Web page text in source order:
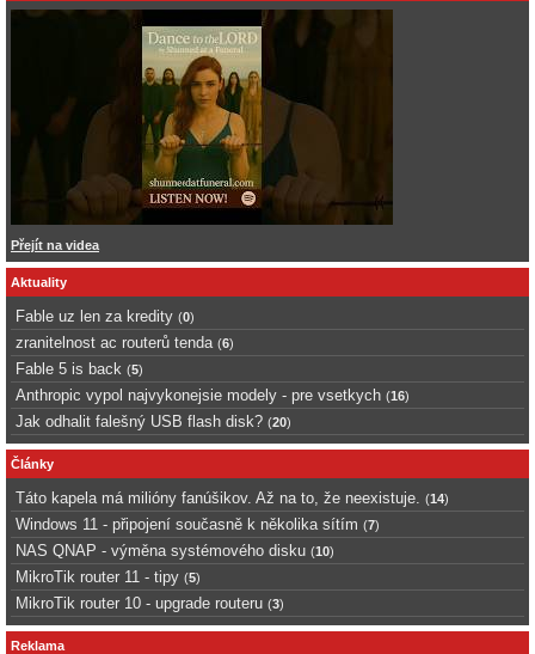
Přejít na videa
Aktuality
Fable uz len za kredity (0)
zranitelnost ac routerů tenda (6)
Fable 5 is back (5)
Anthropic vypol najvykonejsie modely - pre vsetkych (16)
Jak odhalit falešný USB flash disk? (20)
Články
Táto kapela má milióny fanúšikov. Až na to, že neexistuje. (14)
Windows 11 - připojení současně k několika sítím (7)
NAS QNAP - výměna systémového disku (10)
MikroTik router 11 - tipy (5)
MikroTik router 10 - upgrade routeru (3)
Reklama